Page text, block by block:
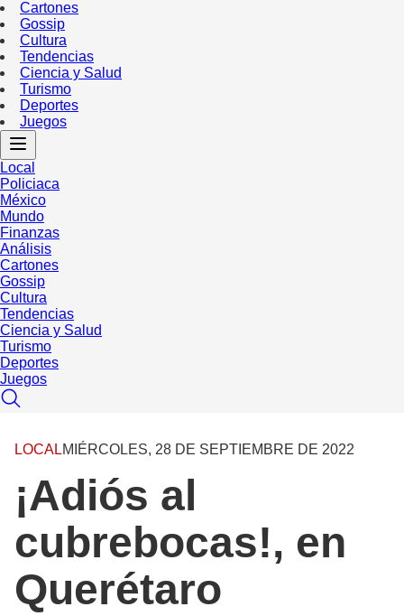
Cartones
Gossip
Cultura
Tendencias
Ciencia y Salud
Turismo
Deportes
Juegos
Local
Policiaca
México
Mundo
Finanzas
Análisis
Cartones
Gossip
Cultura
Tendencias
Ciencia y Salud
Turismo
Deportes
Juegos
LOCALMIÉRCOLES, 28 DE SEPTIEMBRE DE 2022
¡Adiós al
cubrebocas!, en
Querétaro